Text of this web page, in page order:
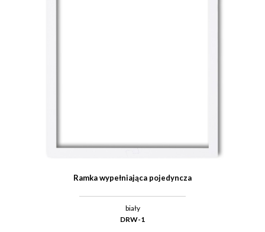
Ramka wypełniająca pojedyncza
biały
DRW-1